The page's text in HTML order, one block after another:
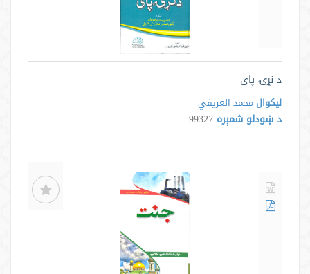
د نړۍ پای
لیکوالمحمد العريفي
د ښودلو شمېره 99327